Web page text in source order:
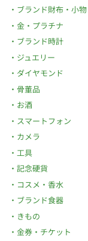
ブランド財布・小物
金・プラチナ
ブランド時計
ジュエリー
ダイヤモンド
骨董品
お酒
スマートフォン
カメラ
工具
記念硬貨
コスメ・香水
ブランド食器
きもの
金券・チケット